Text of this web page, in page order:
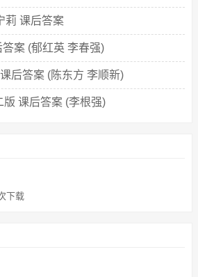
莉 课后答案
案 (郁红英 李春强)
后答案 (陈东方 李顺新)
课后答案 (李根强)
下载